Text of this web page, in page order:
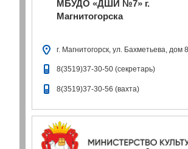
МБУДО «ДШИ №7» г.
Магнитогорска
г. Магнитогорск, ул. Бахметьева, дом 8
8(3519)37-30-50 (секретарь)
8(3519)37-30-56 (вахта)